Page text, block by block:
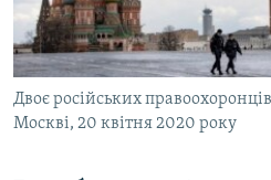
КРИМ РЕАЛІЇ
РУС
УКР
КТАТ
Двоє російських
Москві, 20 квітня 2020 року